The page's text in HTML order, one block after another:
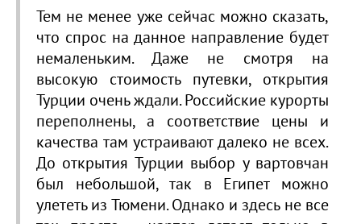
Тем не менее уже сейчас можно сказать,
что спрос на данное направление будет
немаленьким. Даже не смотря на
высокую стоимость путевки, открытия
Турции очень ждали. Российские курорты
переполнены, а соответствие цены и
качества там устраивают далеко не всех.
До открытия Турции выбор у вартовчан
был небольшой, так в Египет можно
улететь из Тюмени. Однако и здесь не все